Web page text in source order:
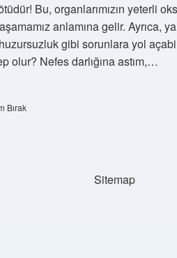
Bu, organlarımızın yeterli
anlamına gelir. Ayrıca,
huzursuzluk gibi sorunlara yol
olur? Nefes darlığına astım,…
Bırak
Sitemap